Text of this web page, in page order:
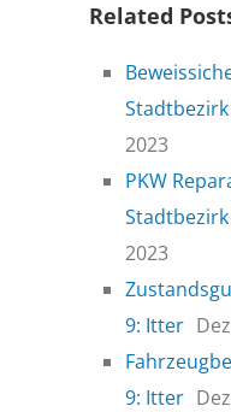
Related
2023
PKW
2023
9: Itter
9: Itter